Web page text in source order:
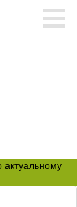
актуальному